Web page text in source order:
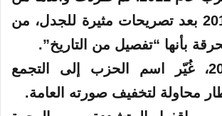
صفوفه عام 2015 بعد تصريحات مثيرة للجدل، من
بأنها “تفصيل من التاريخ”.
وفي عام 2018، غُيّر اسم الحزب إلى التجمع
محاولة لتخفيف صورته العامة.